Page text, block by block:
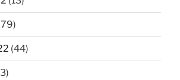
(44)